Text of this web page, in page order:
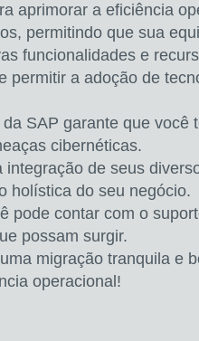
aprimorar a eficiência
, permitindo que sua
funcionalidades e
a adoção de
SAP garante que
cibernéticas.
de seus
holística do seu negócio.
pode contar com o
possam surgir.
migração tranquila e
operacional!